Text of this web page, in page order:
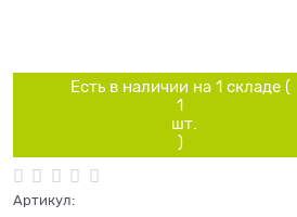
Есть в наличии на 1 складe (
1
шт.
)
Артикул: